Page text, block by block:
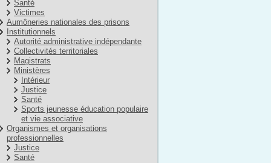
Santé
Victimes
Aumôneries nationales des prisons
Institutionnels
Autorité administrative indépendante
Collectivités territoriales
Magistrats
Ministères
Intérieur
Justice
Santé
Sports jeunesse éducation populaire
et vie associative
Organismes et organisations
professionnelles
Justice
Santé